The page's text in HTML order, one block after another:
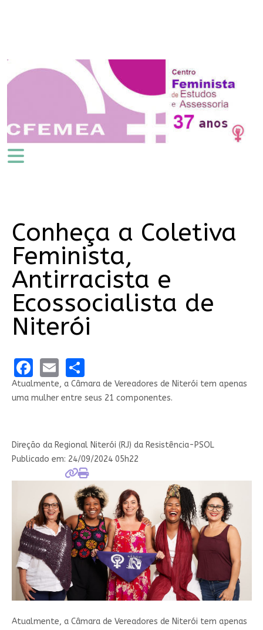
Conheça a Coletiva
Feminista,
Antirracista e
Ecossocialista de
Niterói
Facebook
EmailShare
Atualmente, a Câmara de Vereadores de Niterói tem apenas
uma mulher entre seus 21 componentes.
Direção da Regional Niterói (RJ) da Resistência-PSOL
Publicado em: 24/09/2024 05h22
Atualmente, a Câmara de Vereadores de Niterói tem apenas